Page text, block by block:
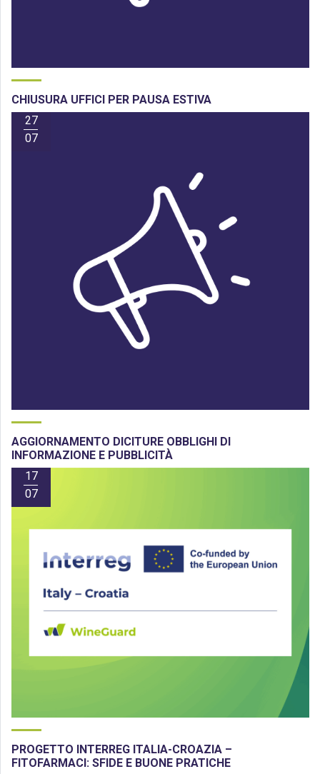
CHIUSURA UFFICI PER PAUSA ESTIVA
27
07
AGGIORNAMENTO DICITURE OBBLIGHI DI
INFORMAZIONE E PUBBLICITÀ
17
07
PROGETTO INTERREG ITALIA-CROAZIA –
FITOFARMACI: SFIDE E BUONE PRATICHE